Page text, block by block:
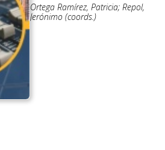
Ortega Ramírez, Patricia; Repol,
Jerónimo (coords.)